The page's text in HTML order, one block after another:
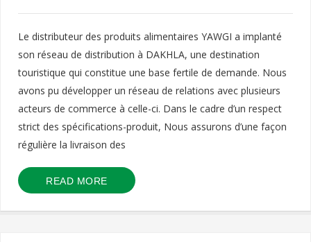
Le distributeur des produits alimentaires YAWGI a implanté
son réseau de distribution à DAKHLA, une destination
touristique qui constitue une base fertile de demande. Nous
avons pu développer un réseau de relations avec plusieurs
acteurs de commerce à celle-ci. Dans le cadre d’un respect
strict des spécifications-produit, Nous assurons d’une façon
régulière la livraison des
READ MORE